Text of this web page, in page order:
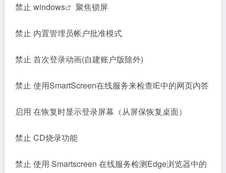
禁止 windows 聚焦锁屏
禁止 内置管埋员帐户批准模式
禁止 首次登录动画(自建账户版除外)
禁止 使用SmartScreen在线服务来检查IE中的网页内答
启用 在恢复时显示登录屏幕（从屏保恢复桌面）
禁止 CD烧录功能
禁止 使用 Smartscreen 在线服务检测Edge浏览器中的